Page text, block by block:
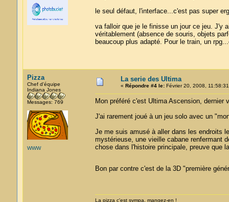
le seul défaut, l'interface...c'est pas super
va falloir que je le finisse un jour ce jeu. J'y
véritablement (absence de souris, objets
beaucoup plus adapté. Pour le train, un
Pizza
Chef d'équipe
Indiana Jones
Messages: 769
WWW
La serie des Ultima
« Répondre #4 le:Février 20, 2008,
Mon préféré c'est Ultima Ascension, dernier
J'ai rarement joué à un jeu solo avec un
Je me suis amusé à aller dans les endroits
mystérieuse, une vieille cabane renfermant
chose dans l'histoire principale, preuve que
Bon par contre c'est de la 3D "première
La pizza c'est sympa, mangez-en !